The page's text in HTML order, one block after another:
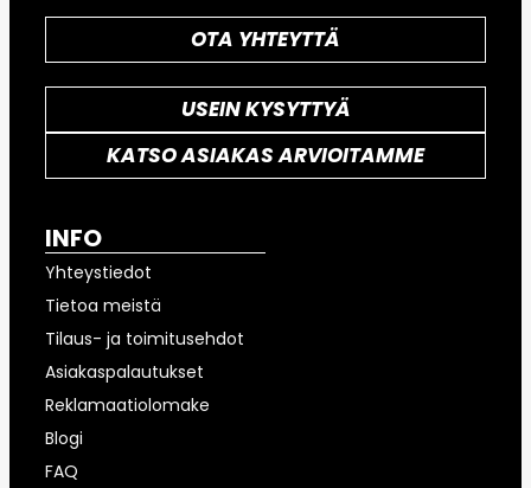
OTA YHTEYTTÄ
USEIN KYSYTTYÄ
KATSO ASIAKAS ARVIOITAMME
INFO
Yhteystiedot
Tietoa meistä
Tilaus- ja toimitusehdot
Asiakaspalautukset
Reklamaatiolomake
Blogi
FAQ